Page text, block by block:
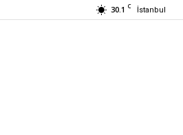
30.1 C İstanbul